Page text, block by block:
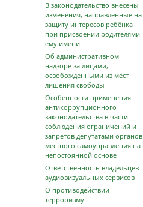
В законодательство внесены
изменения, направленные на
защиту интересов ребёнка
при присвоении родителями
ему имени
Об административном
надзоре за лицами,
освобожденными из мест
лишения свободы
Особенности применения
антикоррупционного
законодательства в части
соблюдения ограничений и
запретов депутатами органов
местного самоуправления на
непостоянной основе
Ответственность владельцев
аудиовизуальных сервисов
О противодействии
терроризму